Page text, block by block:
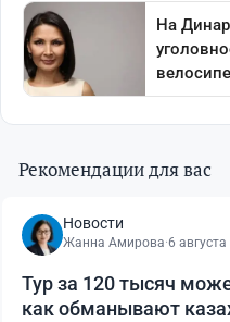
Рекомендации для вас
Новости
Жанна Амирова·6
Тур за 120 тысяч
как обманывают